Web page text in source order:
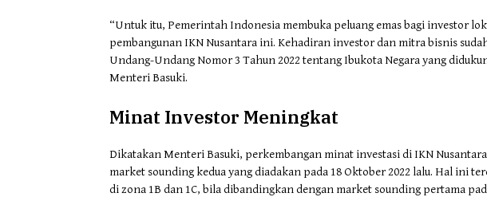
“Untuk itu, Pemerintah Indonesia membuka peluang emas bagi investor
pembangunan IKN Nusantara ini. Kehadiran investor dan mitra bisnis
Undang-Undang Nomor 3 Tahun 2022 tentang Ibukota Negara yang
Menteri Basuki.
Minat Investor Meningkat
Dikatakan Menteri Basuki, perkembangan minat investasi di IKN
market sounding kedua yang diadakan pada 18 Oktober 2022 lalu. Hal ini
di zona 1B dan 1C, bila dibandingkan dengan market sounding pertama